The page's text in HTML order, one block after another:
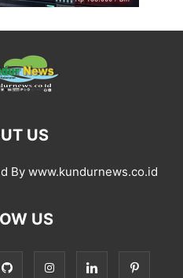
US
By www.kundurnews.co.id
US